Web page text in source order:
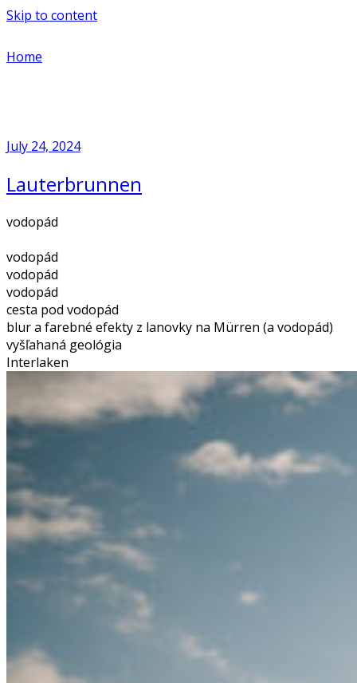
Skip to content
Home
July 24, 2024
Lauterbrunnen
vodopád
vodopád
vodopád
vodopád
cesta pod vodopád
blur a farebné efekty z lanovky na Mürren (a vodopád)
vyšľahaná geológia
Interlaken